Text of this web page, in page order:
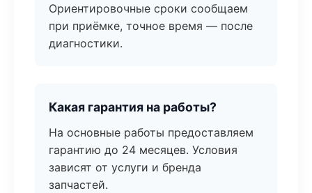
Ориентировочные сроки сообщаем
при приёмке, точное время — после
диагностики.
Какая гарантия на работы?
На основные работы предоставляем
гарантию до 24 месяцев. Условия
зависят от услуги и бренда
запчастей.